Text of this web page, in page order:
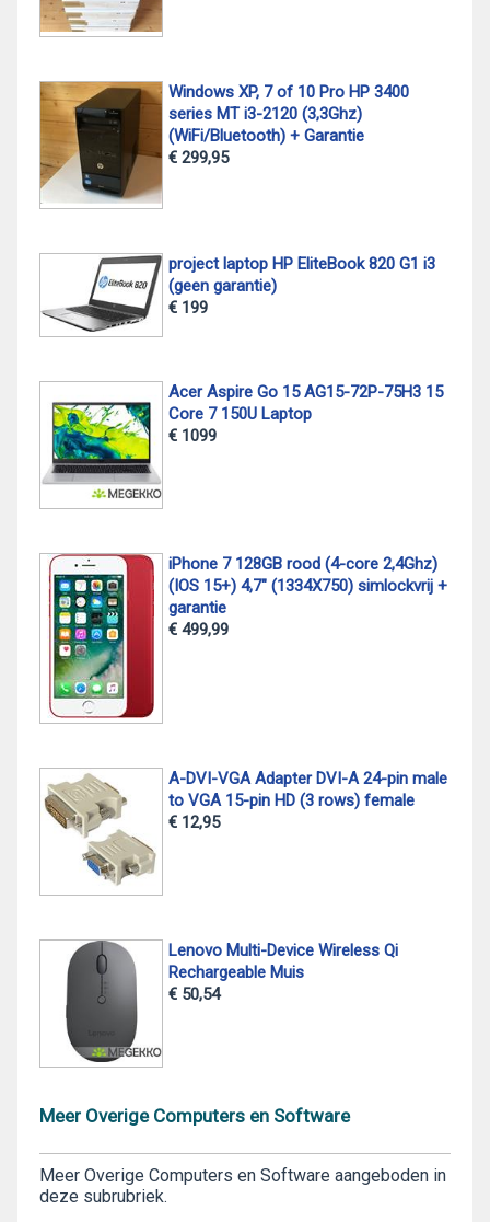
Windows XP, 7 of 10 Pro HP 3400
series MT i3-2120 (3,3Ghz)
(WiFi/Bluetooth) + Garantie
€ 299,95
project laptop HP EliteBook 820 G1 i3
(geen garantie)
€ 199
Acer Aspire Go 15 AG15-72P-75H3 15
Core 7 150U Laptop
€ 1099
iPhone 7 128GB rood (4-core 2,4Ghz)
(IOS 15+) 4,7" (1334X750) simlockvrij +
garantie
€ 499,99
A-DVI-VGA Adapter DVI-A 24-pin male
to VGA 15-pin HD (3 rows) female
€ 12,95
Lenovo Multi-Device Wireless Qi
Rechargeable Muis
€ 50,54
Meer Overige Computers en Software
Meer Overige Computers en Software aangeboden in
deze subrubriek.